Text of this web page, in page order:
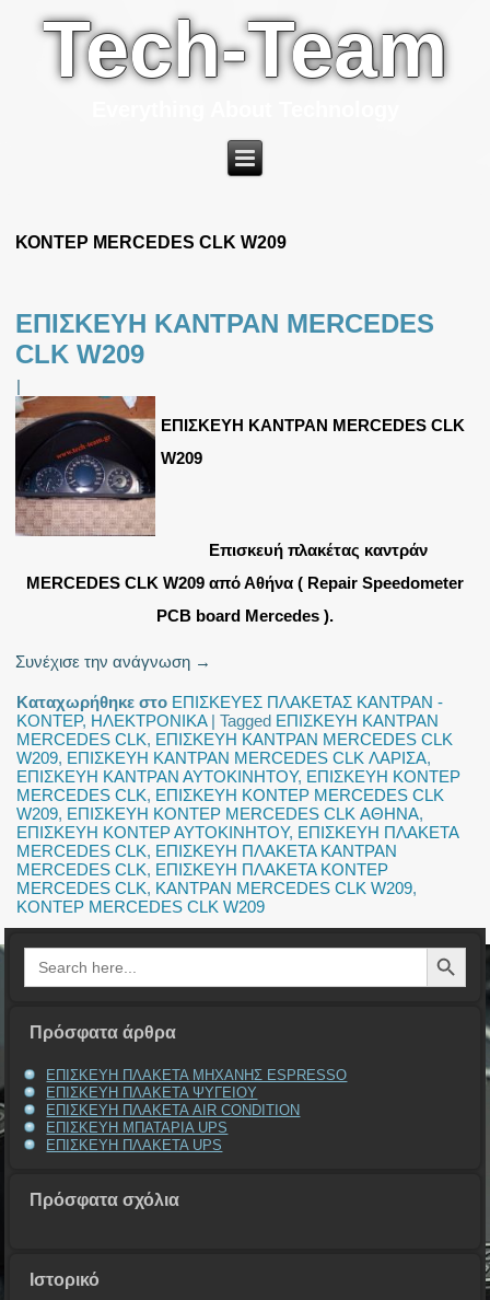
Tech-Team
ΚΟΝΤΕΡ MERCEDES CLK W209
ΕΠΙΣΚΕΥΗ ΚΑΝΤΡΑΝ MERCEDES
CLK W209
|
ΕΠΙΣΚΕΥΗ ΚΑΝΤΡΑΝ MERCEDES CLK
W209
Επισκευή πλακέτας καντράν
MERCEDES CLK W209 από Αθήνα ( Repair Speedometer
PCB board Mercedes ).
Συνέχισε την ανάγνωση →
Καταχωρήθηκε στο ΕΠΙΣΚΕΥΕΣ ΠΛΑΚΕΤΑΣ ΚΑΝΤΡΑΝ -
ΚΟΝΤΕΡ, ΗΛΕΚΤΡΟΝΙΚΑ|Tagged ΕΠΙΣΚΕΥΗ ΚΑΝΤΡΑΝ
MERCEDES CLK, ΕΠΙΣΚΕΥΗ ΚΑΝΤΡΑΝ MERCEDES CLK
W209, ΕΠΙΣΚΕΥΗ ΚΑΝΤΡΑΝ MERCEDES CLK ΛΑΡΙΣΑ,
ΕΠΙΣΚΕΥΗ ΚΑΝΤΡΑΝ ΑΥΤΟΚΙΝΗΤΟΥ, ΕΠΙΣΚΕΥΗ ΚΟΝΤΕΡ
MERCEDES CLK, ΕΠΙΣΚΕΥΗ ΚΟΝΤΕΡ MERCEDES CLK
W209, ΕΠΙΣΚΕΥΗ ΚΟΝΤΕΡ MERCEDES CLK ΑΘΗΝΑ,
ΕΠΙΣΚΕΥΗ ΚΟΝΤΕΡ ΑΥΤΟΚΙΝΗΤΟΥ, ΕΠΙΣΚΕΥΗ ΠΛΑΚΕΤΑ
MERCEDES CLK, ΕΠΙΣΚΕΥΗ ΠΛΑΚΕΤΑ ΚΑΝΤΡΑΝ
MERCEDES CLK, ΕΠΙΣΚΕΥΗ ΠΛΑΚΕΤΑ ΚΟΝΤΕΡ
MERCEDES CLK, ΚΑΝΤΡΑΝ MERCEDES CLK W209,
ΚΟΝΤΕΡ MERCEDES CLK W209
Search
for:
Search Button
Πρόσφατα άρθρα
ΕΠΙΣΚΕΥΗ ΠΛΑΚΕΤΑ ΜΗΧΑΝΗΣ ESPRESSO
ΕΠΙΣΚΕΥΗ ΠΛΑΚΕΤΑ ΨΥΓΕΙΟΥ
ΕΠΙΣΚΕΥΗ ΠΛΑΚΕΤΑ AIR CONDITION
ΕΠΙΣΚΕΥΗ ΜΠΑΤΑΡΙΑ UPS
ΕΠΙΣΚΕΥΗ ΠΛΑΚΕΤΑ UPS
Πρόσφατα σχόλια
Ιστορικό